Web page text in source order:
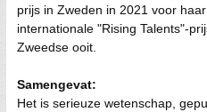
prijs in Zweden in 2021 voor
internationale "Rising Talents"-
Zweedse ooit.
Samengevat:
Het is serieuze wetenschap,